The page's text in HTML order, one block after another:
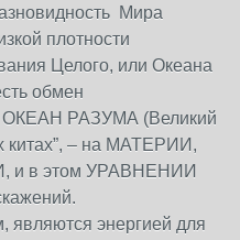
Мира
плотности
Целого, или Океана
обмен
РАЗУМА (Великий
китах”, – на МАТЕРИИ,
в этом УРАВНЕНИИ
являются энергией для